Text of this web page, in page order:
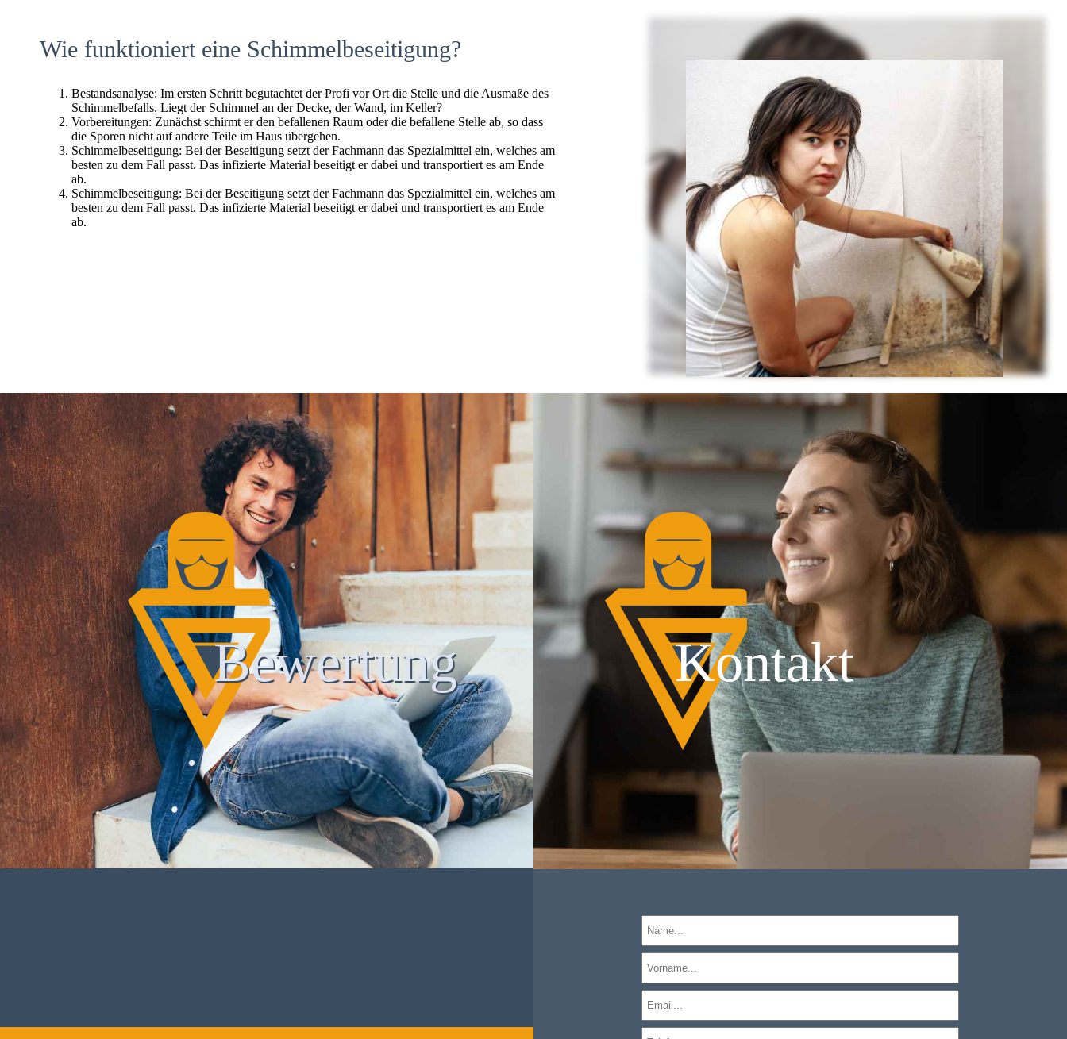
Wie funktioniert eine Schimmelbeseitigung?
Bestandsanalyse: Im ersten Schritt begutachtet der Profi vor Ort die Stelle und die Ausmaße des
Schimmelbefalls. Liegt der Schimmel an der Decke, der Wand, im Keller?
Vorbereitungen: Zunächst schirmt er den befallenen Raum oder die befallene Stelle ab, so dass
die Sporen nicht auf andere Teile im Haus übergehen.
Schimmelbeseitigung: Bei der Beseitigung setzt der Fachmann das Spezialmittel ein, welches am
besten zu dem Fall passt. Das infizierte Material beseitigt er dabei und transportiert es am Ende
ab.
Schimmelbeseitigung: Bei der Beseitigung setzt der Fachmann das Spezialmittel ein, welches am
besten zu dem Fall passt. Das infizierte Material beseitigt er dabei und transportiert es am Ende
ab.
Bewertung Kontakt